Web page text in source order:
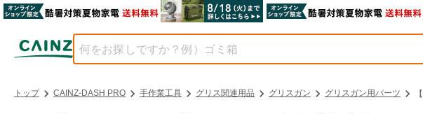
トップ CAINZ-DASH PRO 手作業工具 グリス関連用品 グリスガン グリスガン用パーツ